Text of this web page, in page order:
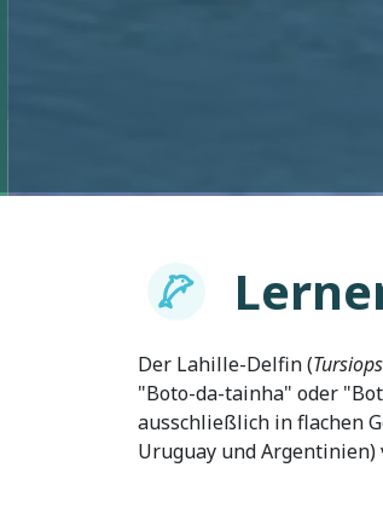
Imagem
Der Lahille-Delfin (
"Boto-da-tainha" oder
ausschließlich in flachen
Uruguay und Argentinien)